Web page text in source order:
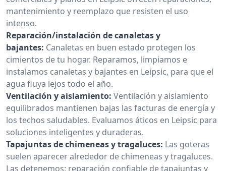
mantenimiento y reemplazo que resisten el uso
intenso.
Reparación/instalación de canaletas y
bajantes: Canaletas en buen estado protegen los
cimientos de tu hogar. Reparamos, limpiamos e
instalamos canaletas y bajantes en Leipsic, para que el
agua fluya lejos todo el año.
Ventilación y aislamiento: Ventilación y aislamiento
equilibrados mantienen bajas las facturas de energía y
los techos saludables. Evaluamos áticos en Leipsic para
soluciones inteligentes y duraderas.
Tapajuntas de chimeneas y tragaluces: Las goteras
suelen aparecer alrededor de chimeneas y tragaluces.
Las detenemos: reparación confiable de tapajuntas y